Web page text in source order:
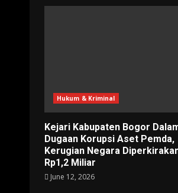
Hukum & Kriminal
Kejari Kabupaten Bogor
Dugaan Korupsi Aset Pemda,
Kerugian Negara
Rp1,2 Miliar
June 12, 2026